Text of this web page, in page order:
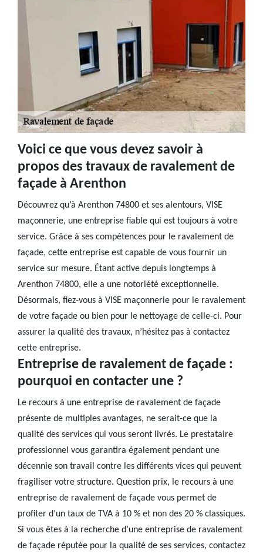
Voici ce que vous devez savoir à
propos des travaux de ravalement de
façade à Arenthon
Découvrez qu’à Arenthon 74800 et ses alentours, VISE
maçonnerie, une entreprise fiable qui est toujours à votre
service. Grâce à ses compétences pour le ravalement de
façade, cette entreprise est capable de vous fournir un
service sur mesure. Étant active depuis longtemps à
Arenthon 74800, elle a une notoriété exceptionnelle.
Désormais, fiez-vous à VISE maçonnerie pour le ravalement
de votre façade ou bien pour le nettoyage de celle-ci. Pour
assurer la qualité des travaux, n’hésitez pas à contactez
cette entreprise.
Entreprise de ravalement de façade :
pourquoi en contacter une ?
Le recours à une entreprise de ravalement de façade
présente de multiples avantages, ne serait-ce que la
qualité des services qui vous seront livrés. Le prestataire
professionnel vous garantira également pendant une
décennie son travail contre les différents vices qui peuvent
fragiliser votre structure. Question prix, le recours à une
entreprise de ravalement de façade vous permet de
profiter d’un taux de TVA à 10 % et non des 20 % classiques.
Si vous êtes à la recherche d’une entreprise de ravalement
de façade réputée pour la qualité de ses services, contactez